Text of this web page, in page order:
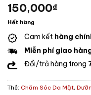
of
5
150,000₫
Hết hàng
Cam kết hàng
Miễn phí giao
Đổi/trả hàng trong
Thẻ: Chăm Sóc Da Mặt,